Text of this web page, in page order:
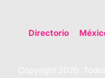
Directorio